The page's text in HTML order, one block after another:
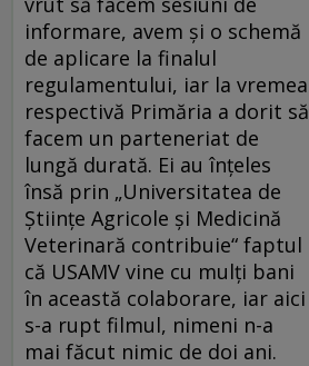
informare, avem și o schemă
de aplicare la finalul
regulamentului, iar la vremea
respectivă Primăria a dorit să
facem un parteneriat de
lungă durată. Ei au înțeles
însă prin „Universitatea de
Științe Agricole și Medicină
Veterinară contribuie“ faptul
că USAMV vine cu mulți bani
în această colaborare, iar aici
s-a rupt filmul, nimeni n-a
mai făcut nimic de doi ani.